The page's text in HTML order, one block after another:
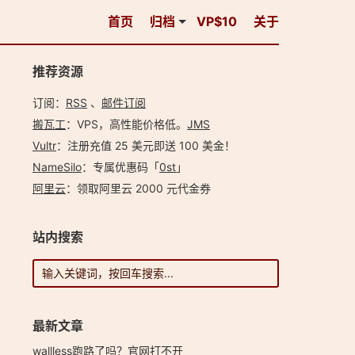
首页 归档 VP$10 关于
推荐资源
订阅： RSS 、 邮件订阅
搬瓦工：VPS，高性能价格低。️ JMS
Vultr：注册充值 25 美元即送 100 美金！
NameSilo：专属优惠码「0st」
阿里云：领取阿里云 2000 元代金券
站内搜索
最新文章
wallless跑路了吗？官网打不开